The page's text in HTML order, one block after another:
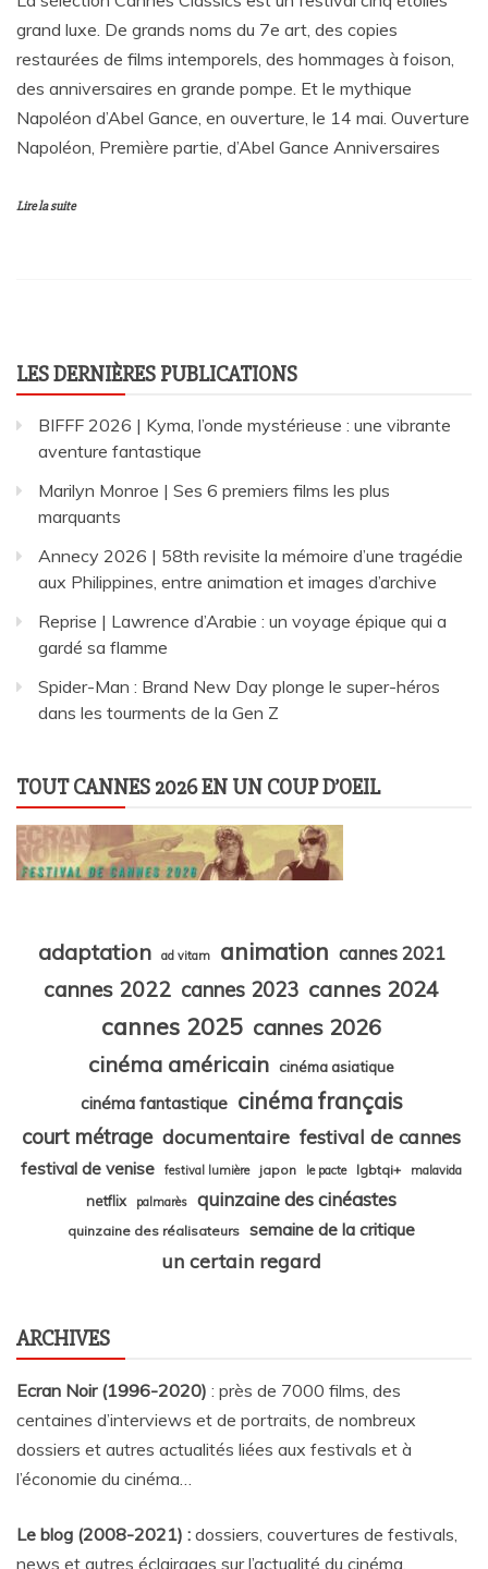
grand luxe. De grands noms du 7e art, des copies
restaurées de films intemporels, des hommages à foison,
des anniversaires en grande pompe. Et le mythique
Napoléon d’Abel Gance, en ouverture, le 14 mai. Ouverture
Napoléon, Première partie, d’Abel Gance Anniversaires
Lire la suite
LES DERNIÈRES PUBLICATIONS
BIFFF 2026 | Kyma, l’onde mystérieuse : une vibrante
aventure fantastique
Marilyn Monroe | Ses 6 premiers films les plus
marquants
Annecy 2026 | 58th revisite la mémoire d’une tragédie
aux Philippines, entre animation et images d’archive
Reprise | Lawrence d’Arabie : un voyage épique qui a
gardé sa flamme
Spider-Man : Brand New Day plonge le super-héros
dans les tourments de la Gen Z
TOUT CANNES 2026 EN UN COUP D’OEIL
adaptation ad vitam animation cannes 2021
cannes 2022 cannes 2023 cannes 2024
cannes 2025 cannes 2026
cinéma américain
cinéma asiatique
cinéma fantastique cinéma français
court métrage documentaire festival de cannes
festival de venise festival lumière japon le pacte lgbtqi+ malavida
netflix palmarès quinzaine des cinéastes
quinzaine des réalisateurs semaine de la critique
un certain regard
ARCHIVES
Ecran Noir (1996-2020) : près de 7000 films, des
centaines d’interviews et de portraits, de nombreux
dossiers et autres actualités liées aux festivals et à
l’économie du cinéma…
Le blog (2008-2021) : dossiers, couvertures de festivals,
news et autres éclairages sur l’actualité du cinéma.